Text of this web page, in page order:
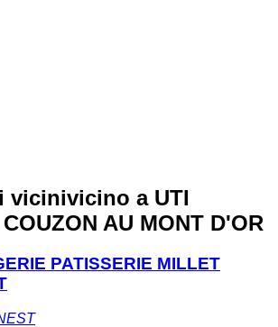
vicinivicino a UTI
AU MONT D'OR
PATISSERIE MILLET